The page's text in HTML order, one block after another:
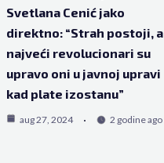
Svetlana Cenić jako
direktno: “Strah postoji, a
najveći revolucionari su
upravo oni u javnoj upravi
kad plate izostanu”
aug 27, 2024 2 godine ago